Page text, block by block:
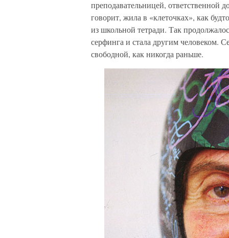
преподавательницей, ответственной
говорит, жила в «клеточках», как
из школьной тетради. Так
серфинга и стала другим человеком.
свободной, как никогда раньше.